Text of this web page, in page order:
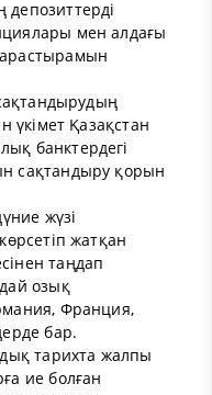
мен алдағы
үкімет Қазақстан
банктердегі
сақтандыру қорын
жүзі
жатқан
таңдап
озық
Франция,
бар.
тарихта жалпы
ие болған